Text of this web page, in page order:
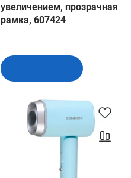
увеличением, прозрачная
рамка, 607424